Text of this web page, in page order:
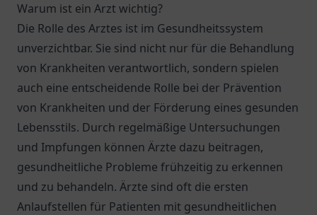
Warum ist ein Arzt wichtig?
Die Rolle des Arztes ist im Gesundheitssystem
unverzichtbar. Sie sind nicht nur für die Behandlung
von Krankheiten verantwortlich, sondern spielen
auch eine entscheidende Rolle bei der Prävention
von Krankheiten und der Förderung eines gesunden
Lebensstils. Durch regelmäßige Untersuchungen
und Impfungen können Ärzte dazu beitragen,
gesundheitliche Probleme frühzeitig zu erkennen
und zu behandeln. Ärzte sind oft die ersten
Anlaufstellen für Patienten mit gesundheitlichen